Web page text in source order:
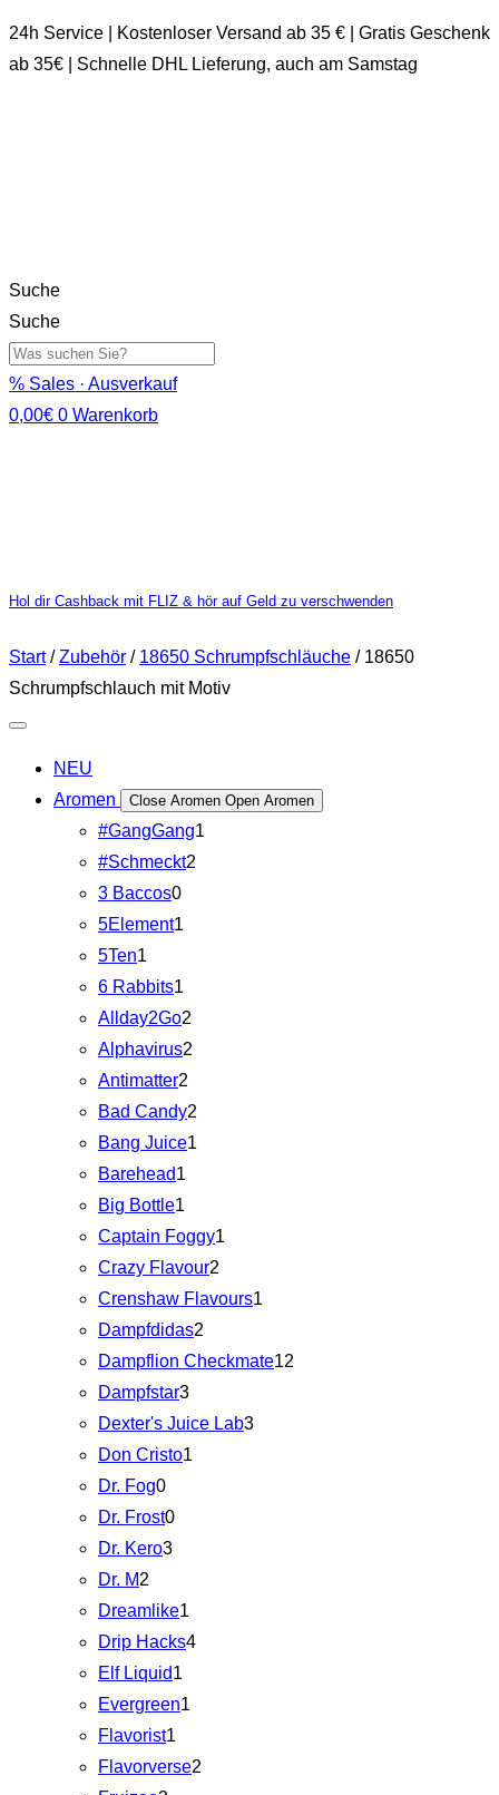
24h Service | Kostenloser Versand ab 35 € | Gratis Geschenk
ab 35€ | Schnelle DHL Lieferung, auch am Samstag
Suche
Suche
% Sales · Ausverkauf
0,00€ 0 Warenkorb
Hol dir Cashback mit FLIZ & hör auf Geld zu verschwenden
Start/Zubehör / 18650 Schrumpfschläuche / 18650
Schrumpfschlauch mit Motiv
NEU
Aromen
Close Aromen Open Aromen
#GangGang1
#Schmeckt2
3 Baccos0
5Element1
5Ten1
6 Rabbits1
Allday2Go2
Alphavirus2
Antimatter2
Bad Candy2
Bang Juice1
Barehead1
Big Bottle1
Captain Foggy1
Crazy Flavour2
Crenshaw Flavours1
Dampfdidas2
Dampflion Checkmate12
Dampfstar3
Dexter's Juice Lab3
Don Cristo1
Dr. Fog0
Dr. Frost0
Dr. Kero3
Dr. M2
Dreamlike1
Drip Hacks4
Elf Liquid1
Evergreen1
Flavorist1
Flavorverse2